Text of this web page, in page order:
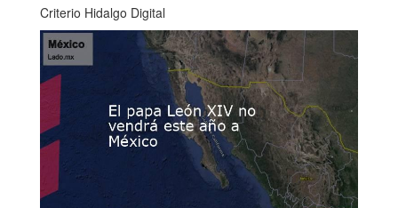
Criterio Hidalgo Digital